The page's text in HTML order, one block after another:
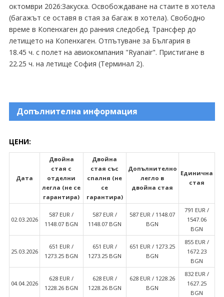
октомври 2026:Закуска. Освобождаване на стаите в хотела
(багажът се оставя в стая за багаж в хотела). Свободно
време в Копенхаген до ранния следобед. Трансфер до
летището на Копенхаген. Отпътуване за България в
18.45 ч. с полет на авиокомпания "Ryanair". Пристигане в
22.25 ч. на летище София (Терминал 2).
Допълнителна информация
ЦЕНИ:
Дата
Двойна
стая с
отделни
легла (не се
гарантира)
Двойна
стая със
спалня (не
се
гарантира)
Допълнително
легло в
двойна стая
Единична
стая
02.03.2026
587 EUR /
1148.07 BGN
587 EUR /
1148.07 BGN
587 EUR / 1148.07
BGN
791 EUR /
1547.06
BGN
25.03.2026
651 EUR /
1273.25 BGN
651 EUR /
1273.25 BGN
651 EUR / 1273.25
BGN
855 EUR /
1672.23
BGN
04.04.2026
628 EUR /
1228.26 BGN
628 EUR /
1228.26 BGN
628 EUR / 1228.26
BGN
832 EUR /
1627.25
BGN